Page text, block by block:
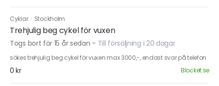
Cyklar · Stockholm
Trehjulig beg cykel för vuxen
Togs bort för 15 år sedan - Till försäljning i 20 dagar
sökes trehjulig beg cykel för vuxen max 3000,-, endast svar på telefon
0 kr Blocket.se